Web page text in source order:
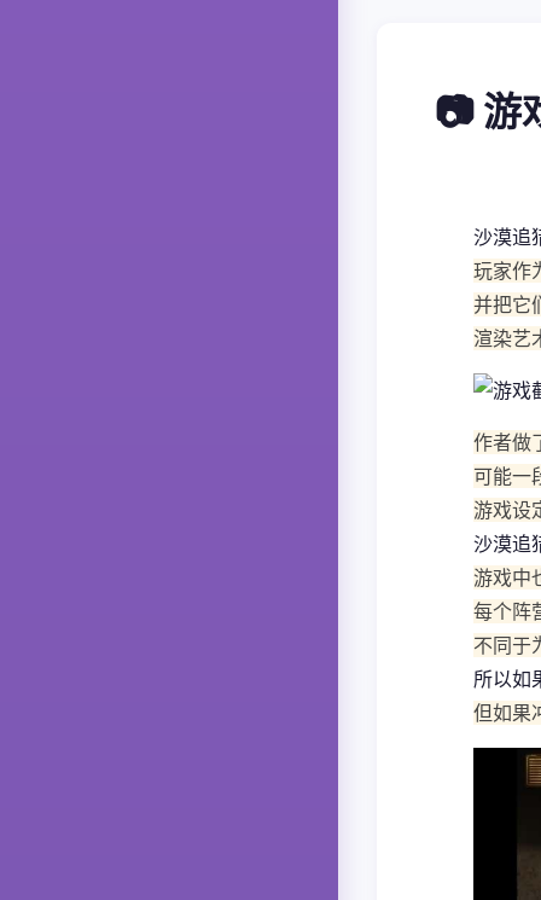
📷 游
沙漠追
玩家作
并把它
渲染艺
作者做
可能一
游戏设
沙漠追
游戏中
每个阵
不同于
所以如
但如果